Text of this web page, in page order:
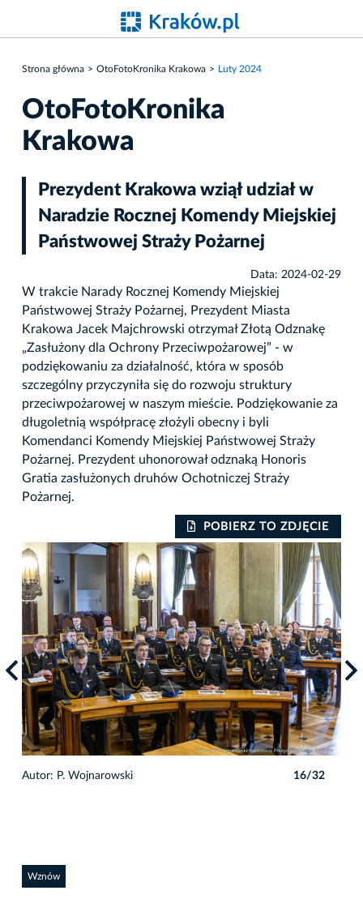
Strona główna OtoFotoKronika Krakowa Luty 2024
OtoFotoKronika
Krakowa
Prezydent Krakowa wziął udział w
Naradzie Rocznej Komendy Miejskiej
Państwowej Straży Pożarnej
Data: 2024-02-29
W trakcie Narady Rocznej Komendy Miejskiej
Państwowej Straży Pożarnej, Prezydent Miasta
Krakowa Jacek Majchrowski otrzymał Złotą Odznakę
„Zasłużony dla Ochrony Przeciwpożarowej” - w
podziękowaniu za działalność, która w sposób
szczególny przyczyniła się do rozwoju struktury
przeciwpożarowej w naszym mieście. Podziękowanie za
długoletnią współpracę złożyli obecny i byli
Komendanci Komendy Miejskiej Państwowej Straży
Pożarnej. Prezydent uhonorował odznaką Honoris
Gratia zasłużonych druhów Ochotniczej Straży
Pożarnej.
POBIERZ TO ZDJĘCIE
Autor: P. Wojnarowski 16/32
Wznów